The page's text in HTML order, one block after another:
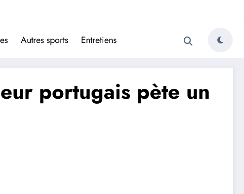
Autres sports Entretiens
portugais pète un